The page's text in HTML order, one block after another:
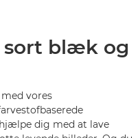
sort blæk og
vores
dig med at lave